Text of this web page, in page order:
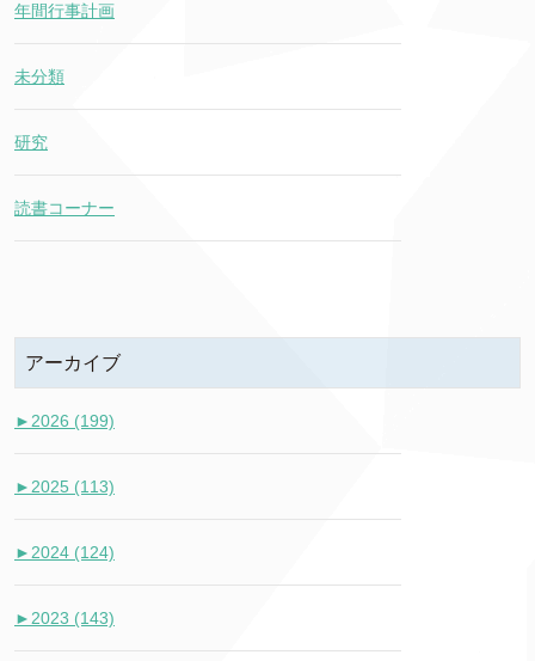
年間行事計画
未分類
研究
読書コーナー
アーカイブ
► 2026 (199)
► 2025 (113)
► 2024 (124)
► 2023 (143)